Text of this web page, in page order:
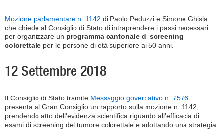
Mozione parlamentare n. 1142 di Paolo Peduzzi e Simone Ghisla
che chiede al Consiglio di Stato di intraprendere i passi necessari
per organizzare un programma cantonale di screening
colorettale per le persone di età superiore ai 50 anni.
12 Settembre 2018
Il Consiglio di Stato tramite Messaggio governativo n. 7576
presenta al Gran Consiglio un rapporto sulla mozione n. 1142,
prendendo atto dell'evidenza scientifica riguardo all'efficacia di
esami di screening del tumore colorettale e adottando una strategia